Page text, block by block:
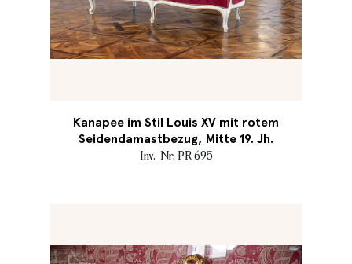
Kanapee im Stil Louis XV mit rotem
Seidendamastbezug, Mitte 19. Jh.
Inv.-Nr. PR 695